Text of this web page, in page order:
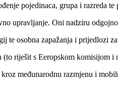
pojedinaca, grupa i razreda
upravljanje. Oni nadziru
te osobna zapažanja i prijedlozi
riješit s Eeropskom komisijom
međunarodnu razmjenu i